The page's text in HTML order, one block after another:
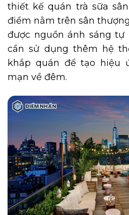
thiết kế quán trà sữa
điểm nằm trên sân
được nguồn ánh sáng tự
cần sử dụng thêm hệ
khắp quán để tạo hiệu
mạn về đêm.